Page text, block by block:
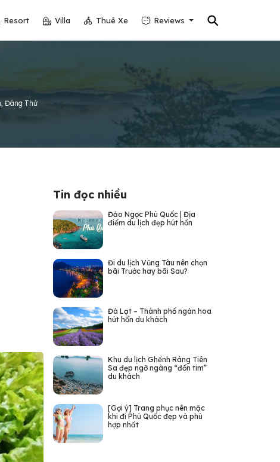
⚲
Resort Villa Thuê Xe Reviews
Đáng Thử
Tin đọc nhiều
Đảo Ngọc Phú Quốc | Địa
điểm du lịch đẹp hút hồn
Đi du lịch Vũng Tàu nên chọn
bãi Trước hay bãi Sau?
Đà Lạt – Thành phố ngàn hoa
hút hồn du khách
Khu du lịch Ghềnh Ráng Tiên
Sa đẹp ngỡ ngàng “đốn tim”
du khách
[Gợi ý] Trang phục nên mặc
khi đi Phú Quốc đẹp và phù
hợp nhất